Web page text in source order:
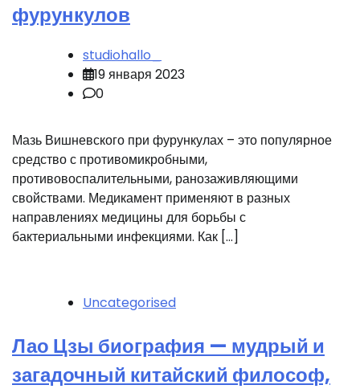
фурункулов
studiohallo_
19 января 2023
0
Мазь Вишневского при фурункулах – это популярное
средство с противомикробными,
противовоспалительными, ранозаживляющими
свойствами. Медикамент применяют в разных
направлениях медицины для борьбы с
бактериальными инфекциями. Как […]
Uncategorised
Лао Цзы биография — мудрый и
загадочный китайский философ,